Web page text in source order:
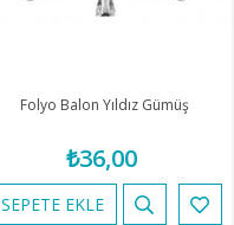
Folyo Balon Yıldız Gümüş
₺36,00
SEPETE EKLE